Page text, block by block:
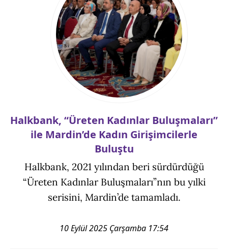
Halkbank, “Üreten Kadınlar Buluşmaları”
ile Mardin’de Kadın Girişimcilerle
Buluştu
Halkbank, 2021 yılından beri sürdürdüğü
“Üreten Kadınlar Buluşmaları”nın bu yılki
serisini, Mardin’de tamamladı.
10 Eylül 2025 Çarşamba 17:54